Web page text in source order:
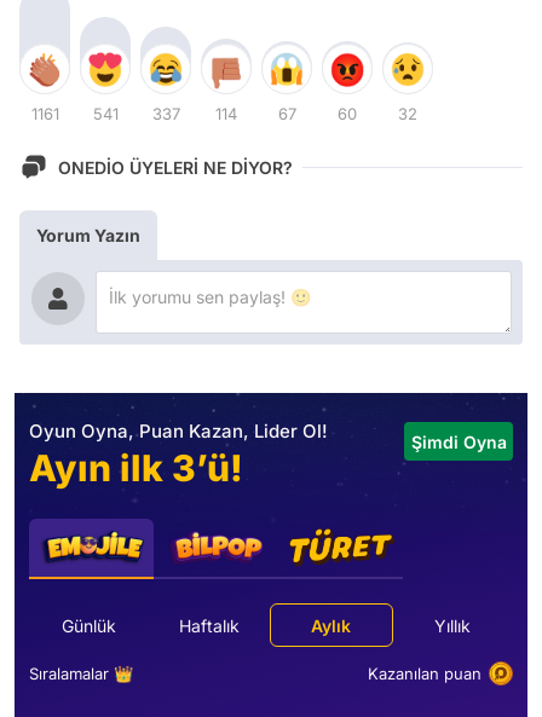
1161 541 337 114 67 60 32
ONEDİO ÜYELERİ NE DİYOR?
Yorum Yazın
Oyun Oyna, Puan Kazan, Lider Ol!
Ayın ilk 3’ü!
Şimdi Oyna
Günlük Haftalık Aylık Yıllık
Sıralamalar 👑 Kazanılan puan